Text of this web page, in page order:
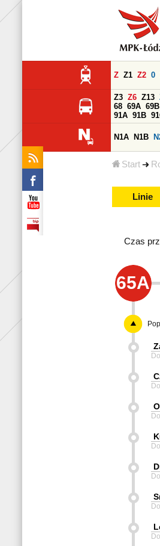
Start
Z Z1 Z2 0
Z3 Z6 Z13
68 69A 69B
91A 91B
N1A N1B
Linie
Czas
65A